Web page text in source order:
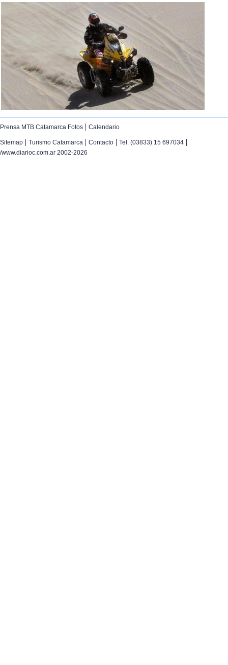
Prensa MTB Catamarca Fotos | Calendario
Sitemap | Turismo Catamarca | Contacto | Tel. (03833) 15 697034 |
/www.diarioc.com.ar 2002-2026